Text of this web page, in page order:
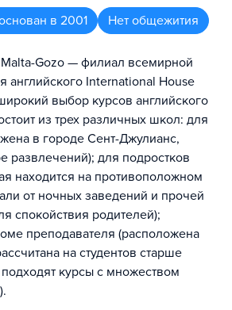
в 2001 Нет общежития
Gozo — филиал всемирной
английского International House
выбор курсов английского
из трех различных школ: для
в городе Сент-Джулианс,
развлечений); для подростков
находится на противоположном
от ночных заведений и прочей
спокойствия родителей);
преподавателя (расположена
на студентов старше
курсы с множеством